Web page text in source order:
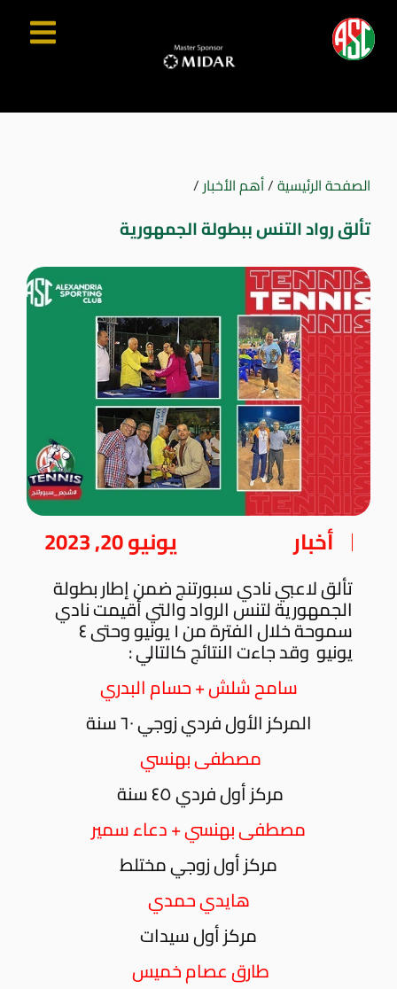
الصفحة الرئيسية/أهم الأخبار/
تألق رواد التنس ببطولة الجمهورية
أخبار يونيو 20, 2023
تألق لاعبي نادي سبورتنج ضمن إطار بطولة
الجمهورية لتنس الرواد والتي أقيمت نادي
سموحة خلال الفترة من ١ يونيو وحتى ٤
يونيو وقد جاءت النتائج كالتالي :
سامح شلش + حسام البدري
المركز الأول فردي زوجي ٦٠ سنة
مصطفى بهنسي
مركز أول فردي ٤٥ سنة
مصطفى بهنسي + دعاء سمير
مركز أول زوجي مختلط
هايدي حمدي
مركز أول سيدات
طارق عصام خميس